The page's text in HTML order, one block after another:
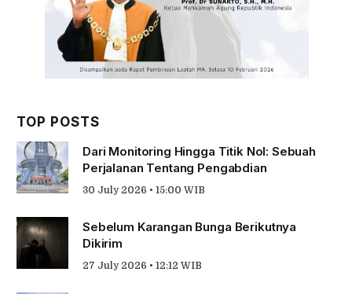
TOP POSTS
Dari Monitoring Hingga Titik Nol: Sebuah
Perjalanan Tentang Pengabdian
30 July 2026 • 15:00 WIB
Sebelum Karangan Bunga Berikutnya
Dikirim
27 July 2026 • 12:12 WIB